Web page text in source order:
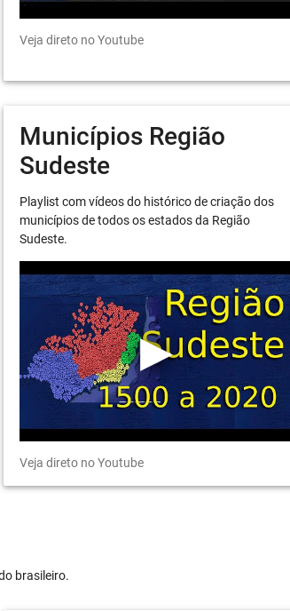
Veja direto no Youtube
Municípios Região
Sudeste
Playlist com vídeos do histórico de criação dos
municípios de todos os estados da Região
Sudeste.
Veja direto no Youtube
brasileiro.